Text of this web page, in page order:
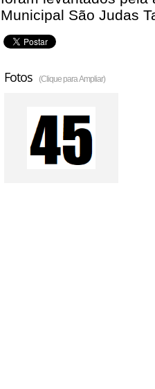
Municipal São Judas
Fotos (Clique para Ampliar)